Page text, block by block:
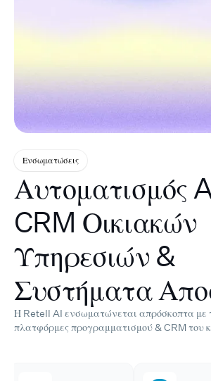
Ενσωματώσεις
Αυτοματισμός
CRM Οικιακών
Υπηρεσιών &
Συστήματα
Η Retell AI ενσωματώνεται απρόσκοπτα με
πλατφόρμες προγραμματισμού & CRM του